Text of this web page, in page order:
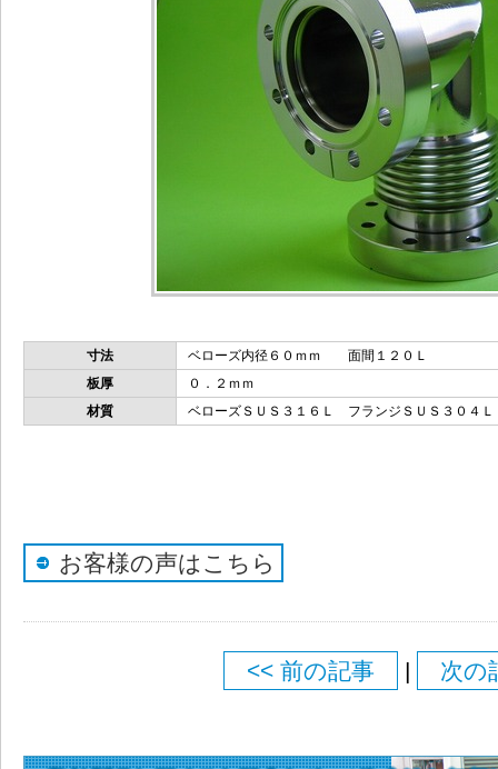
寸法
ベローズ内径６０ｍｍ 面間１２０Ｌ
板厚
０．２ｍｍ
材質
ベローズＳＵＳ３１６Ｌ フランジＳＵＳ３０
お客様の声はこちら
<< 前の記事 | 次の